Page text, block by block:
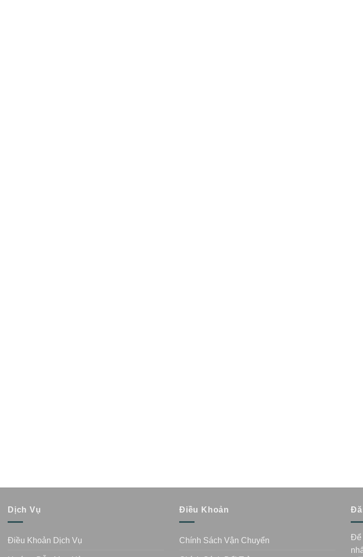
Dịch Vụ
Điều Khoản Dịch Vụ
Điều Khoản
Chính Sách Vận Chuyển
Để